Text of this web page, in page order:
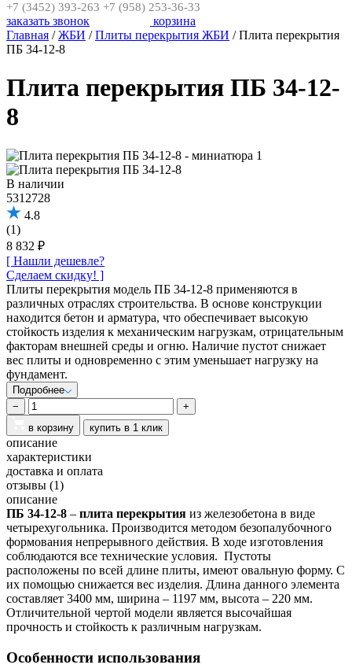
+7 (3452) 393-263 +7 (958) 253-36-33
заказать звонок
корзина
Главная / ЖБИ / Плиты перекрытия ЖБИ / Плита перекрытия
ПБ 34-12-8
Плита перекрытия ПБ 34-12-
8
В наличии
5312728
4.8
(1)
8 832 ₽
[ Нашли дешевле?
Сделаем скидку! ]
Плиты перекрытия модель ПБ 34-12-8 применяются в
различных отраслях строительства. В основе конструкции
находится бетон и арматура, что обеспечивает высокую
стойкость изделия к механическим нагрузкам, отрицательным
факторам внешней среды и огню. Наличие пустот снижает
вес плиты и одновременно с этим уменьшает нагрузку на
фундамент.
Подробнее
−
+
в корзину
купить в 1 клик
описание
характеристики
доставка и оплата
отзывы (1)
описание
ПБ 34-12-8 ‒ плита перекрытия из железобетона в виде
четырехугольника. Производится методом безопалубочного
формования непрерывного действия. В ходе изготовления
соблюдаются все технические условия. Пустоты
расположены по всей длине плиты, имеют овальную форму. С
их помощью снижается вес изделия. Длина данного элемента
составляет 3400 мм, ширина ‒ 1197 мм, высота ‒ 220 мм.
Отличительной чертой модели является высочайшая
прочность и стойкость к различным нагрузкам.
Особенности использования